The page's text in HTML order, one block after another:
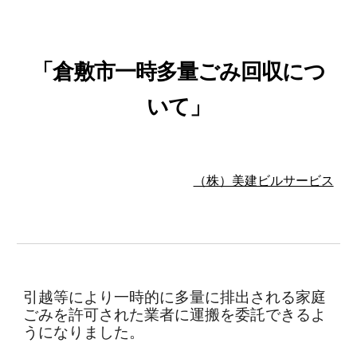
「倉敷市一時多量ごみ回収につ
いて」
（株）美建ビルサービス
引越等により一時的に多量に排出される家庭
ごみを許可された業者に運搬を委託できるよ
うになりました。